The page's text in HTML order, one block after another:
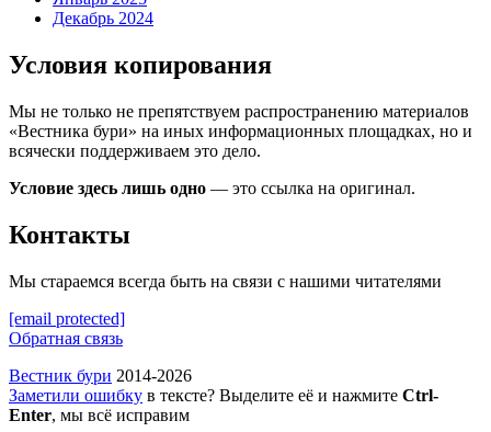
Декабрь 2024
Условия копирования
Мы не только не препятствуем распространению материалов
«Вестника бури» на иных информационных площадках, но и
всячески поддерживаем это дело.
Условие здесь лишь одно — это ссылка на оригинал.
Контакты
Мы стараемся всегда быть на связи с нашими читателями
[email protected]
Обратная связь
Вестник бури 2014-2026
Заметили ошибку в тексте? Выделите её и нажмите Ctrl-
Enter, мы всё исправим